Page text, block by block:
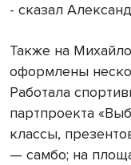
- сказал
Также на
оформлены
Работала
партпроекта
классы,
— самбо; на